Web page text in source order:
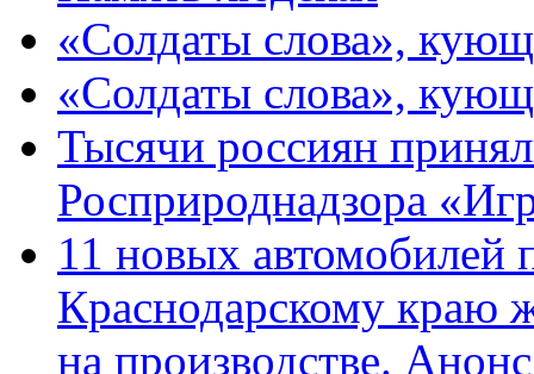
«Солдаты слова»,
«Солдаты слова»,
Тысячи россиян
Росприроднадзора
11 новых автомобилей
Краснодарскому краю
на производстве.